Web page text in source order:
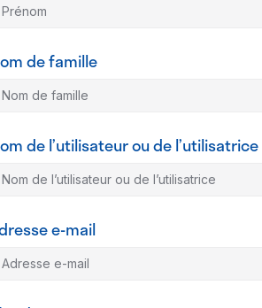
de famille
de l’utilisateur ou de l’utilisatrice
e-mail